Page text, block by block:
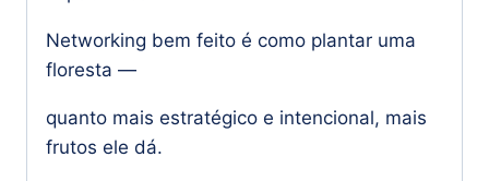
Networking bem feito é como plantar uma
floresta —
quanto mais estratégico e intencional, mais
frutos ele dá.